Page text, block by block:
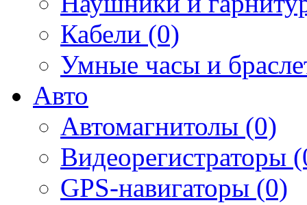
Кабели (0)
Умные часы и
Авто
Автомагнитолы (0)
Видеорегистраторы
GPS-навигаторы (0)